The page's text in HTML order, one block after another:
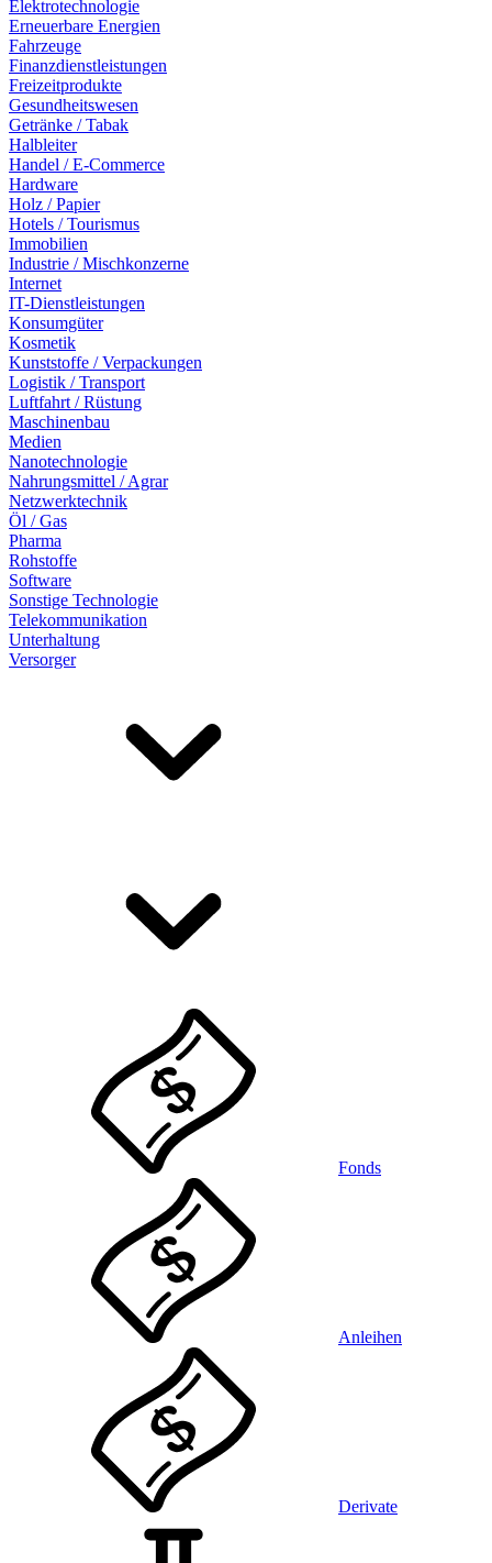
Elektrotechnologie
Erneuerbare Energien
Fahrzeuge
Finanzdienstleistungen
Freizeitprodukte
Gesundheitswesen
Getränke / Tabak
Halbleiter
Handel / E-Commerce
Hardware
Holz / Papier
Hotels / Tourismus
Immobilien
Industrie / Mischkonzerne
Internet
IT-Dienstleistungen
Konsumgüter
Kosmetik
Kunststoffe / Verpackungen
Logistik / Transport
Luftfahrt / Rüstung
Maschinenbau
Medien
Nanotechnologie
Nahrungsmittel / Agrar
Netzwerktechnik
Öl / Gas
Pharma
Rohstoffe
Software
Sonstige Technologie
Telekommunikation
Unterhaltung
Versorger
Fonds
Anleihen
Derivate